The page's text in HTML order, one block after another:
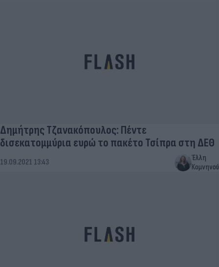
Δημήτρης Τζανακόπουλος: Πέντε
δισεκατομμύρια ευρώ το πακέτο Τσίπρα στη ΔΕΘ
19.09.2021 13:43
Έλλη
Κομνηνού